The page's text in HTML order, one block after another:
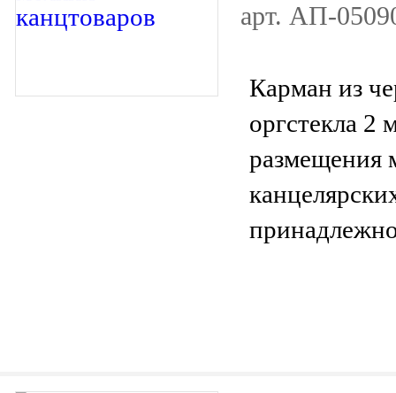
арт. АП-
Карман из
оргстекла 2
размещения